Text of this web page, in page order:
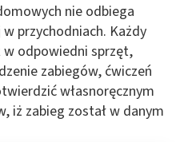
nie odbiega
przychodniach. Każdy
odpowiedni sprzęt,
zabiegów, ćwiczeń
własnoręcznym
iż zabieg został w danym